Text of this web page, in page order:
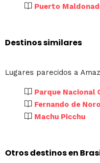
Puerto
Destinos similares
Lugares parecidos a
Parque Nacional
Fernando de
Machu Picchu
Otros destinos en